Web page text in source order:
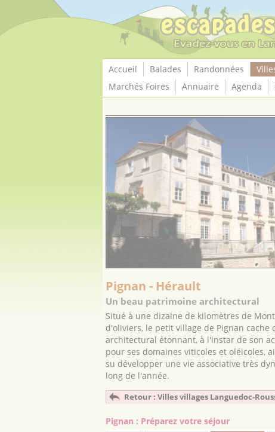
Accueil Balades Randonnées
Marchés Foires
Annuaire Agenda
Pignan - Hérault
Un beau patrimoine architectural
Situé à une dizaine de kilomètres de
d'oliviers, le petit village de Pignan
architectural étonnant, à l'instar de son
pour ses domaines viticoles et oléicoles,
su développer une vie associative très
long de l'année.
Retour : Villes villages Languedoc-
Pignan : Préparez votre séjour
Panneau de gestion des cookies